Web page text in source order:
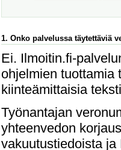
1. Onko palvelussa täytettäviä
Ei. Ilmoitin.fi-
ohjelmien tuottamia
kiinteämittaisia
Työnantajan
yhteenvedon
vakuutustiedoista